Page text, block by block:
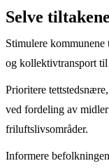
Selve tiltakene
Stimulere
og kollektivtransport
Prioritere
ved fordeling av
friluftslivsområder.
Informere